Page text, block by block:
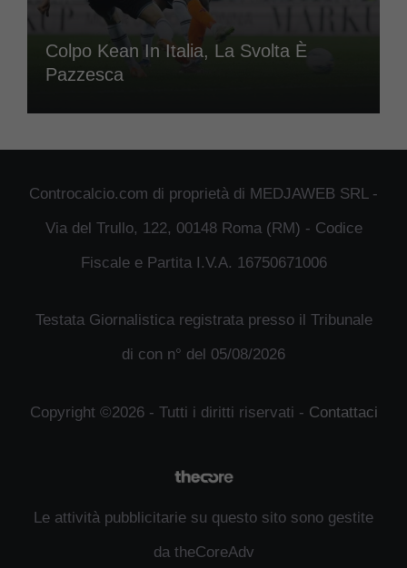
Colpo Kean In Italia, La Svolta È
Pazzesca
Controcalcio.com di proprietà di MEDJAWEB SRL -
Via del Trullo, 122, 00148 Roma (RM) - Codice
Fiscale e Partita I.V.A. 16750671006
Testata Giornalistica registrata presso il Tribunale
di con n° del 05/08/2026
Copyright ©2026 - Tutti i diritti riservati - Contattaci
Le attività pubblicitarie su questo sito sono gestite
da theCoreAdv